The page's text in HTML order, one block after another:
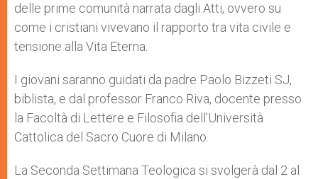
delle prime comunità narrata dagli Atti, ovvero su
come i cristiani vivevano il rapporto tra vita civile e
tensione alla Vita Eterna.
I giovani saranno guidati da padre Paolo Bizzeti SJ,
biblista, e dal professor Franco Riva, docente presso
la Facoltà di Lettere e Filosofia dell’Università
Cattolica del Sacro Cuore di Milano.
La Seconda Settimana Teologica si svolgerà dal 2 al